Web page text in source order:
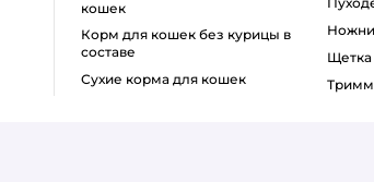
кошек
корм для кошек без курицы в
составе
сухие корма для кошек